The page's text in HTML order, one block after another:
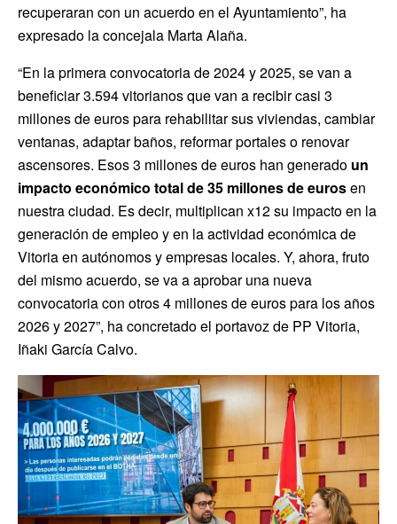
recuperaran con un acuerdo en el Ayuntamiento”, ha
expresado la concejala Marta Alaña.
“En la primera convocatoria de 2024 y 2025, se van a
beneficiar 3.594 vitorianos que van a recibir casi 3
millones de euros para rehabilitar sus viviendas, cambiar
ventanas, adaptar baños, reformar portales o renovar
ascensores. Esos 3 millones de euros han generado un
impacto económico total de 35 millones de eurosen
nuestra ciudad. Es decir, multiplican x12 su impacto en la
generación de empleo y en la actividad económica de
Vitoria en autónomos y empresas locales. Y, ahora, fruto
del mismo acuerdo, se va a aprobar una nueva
convocatoria con otros 4 millones de euros para los años
2026 y 2027”, ha concretado el portavoz de PP Vitoria,
Iñaki García Calvo.